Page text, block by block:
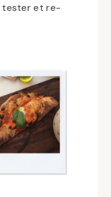
tester et re-